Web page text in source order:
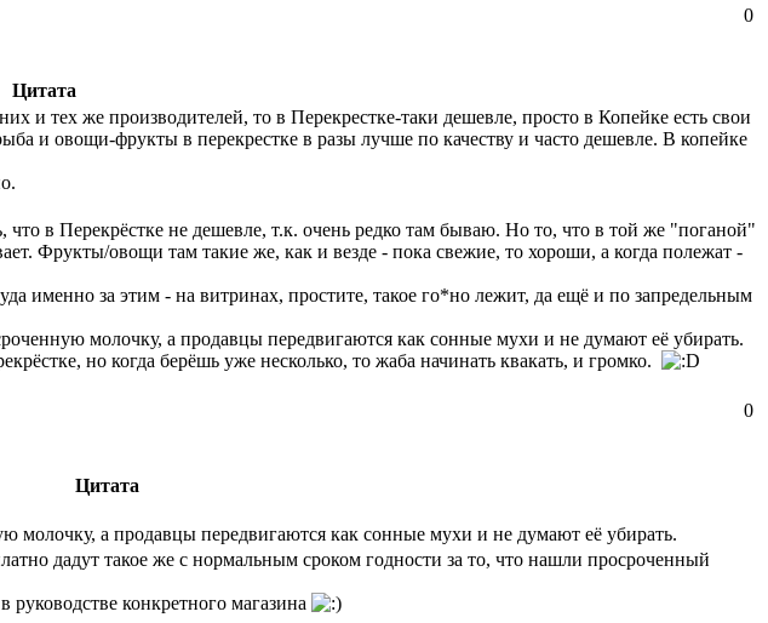
0
Цитата
и тех же производителей, то в Перекрестке-таки дешевле, просто в Копейке есть свои
и овощи-фрукты в перекрестке в разы лучше по качеству и часто дешевле. В копейке
в Перекрёстке не дешевле, т.к. очень редко там бываю. Но то, что в той же "поганой"
Фрукты/овощи там такие же, как и везде - пока свежие, то хороши, а когда полежат -
именно за этим - на витринах, простите, такое го*но лежит, да ещё и по запредельным
молочку, а продавцы передвигаются как сонные мухи и не думают её убирать.
но когда берёшь уже несколько, то жаба начинать квакать, и громко.
0
Цитата
молочку, а продавцы передвигаются как сонные мухи и не думают её убирать.
дадут такое же с нормальным сроком годности за то, что нашли просроченный
конкретного магазина